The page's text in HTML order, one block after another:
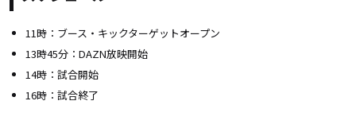
11時：ブース・キックターゲットオープン
13時45分：DAZN放映開始
14時：試合開始
16時：試合終了